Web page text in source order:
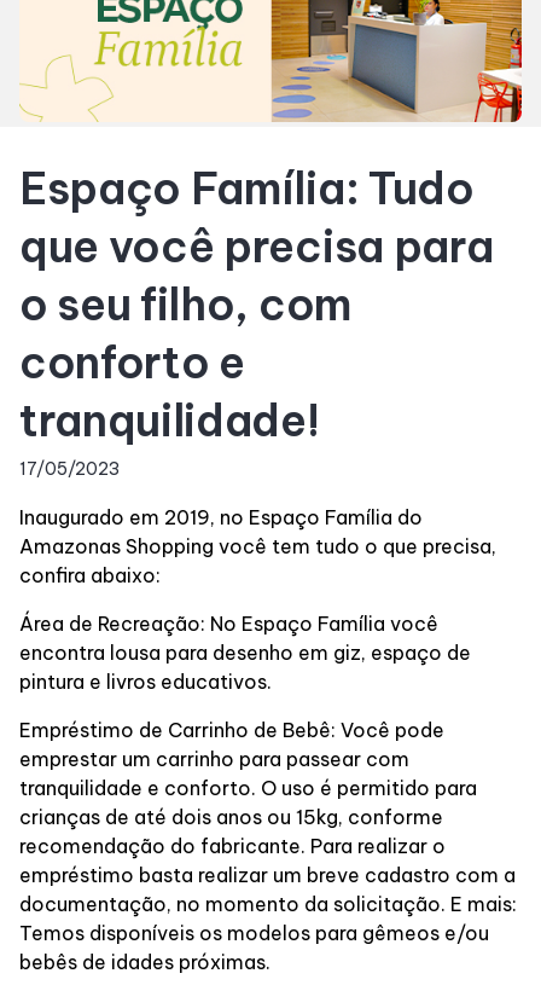
Entretenimento
Cinema
Eventos
Fique por dentro
Lojas e Restaurantes
Lojas
Alimentação
Programa de beneficios
Espaço Família: Tudo
que você precisa para
o seu filho, com
conforto e
tranquilidade!
17/05/2023
Inaugurado em 2019, no Espaço Família do
Amazonas Shopping você tem tudo o que precisa,
confira abaixo:
Área de Recreação: No Espaço Família você
encontra lousa para desenho em giz, espaço de
pintura e livros educativos.
Empréstimo de Carrinho de Bebê: Você pode
emprestar um carrinho para passear com
tranquilidade e conforto. O uso é permitido para
crianças de até dois anos ou 15kg, conforme
recomendação do fabricante. Para realizar o
empréstimo basta realizar um breve cadastro com a
documentação, no momento da solicitação. E mais:
Temos disponíveis os modelos para gêmeos e/ou
bebês de idades próximas.